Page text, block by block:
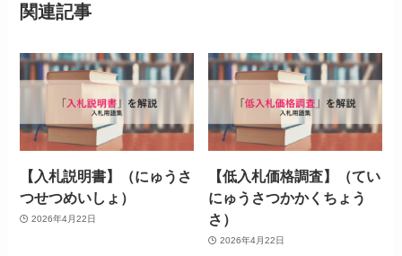
関連記事
【入札説明書】（にゅうさ
つせつめいしょ）
2026年4月22日
【低入札価格調査】（てい
にゅうさつかかくちょう
さ）
2026年4月22日